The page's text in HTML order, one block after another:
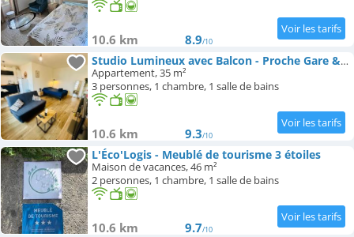
10.6 km 8.9/10
Studio Lumineux avec Balcon - Proche Gare & Centre
Appartement, 35 m²
3 personnes, 1 chambre, 1 salle de bains
10.6 km 9.3/10
L'Éco'Logis - Meublé de tourisme 3 étoiles
Maison de vacances, 46 m²
2 personnes, 1 chambre, 1 salle de bains
10.6 km 9.7/10